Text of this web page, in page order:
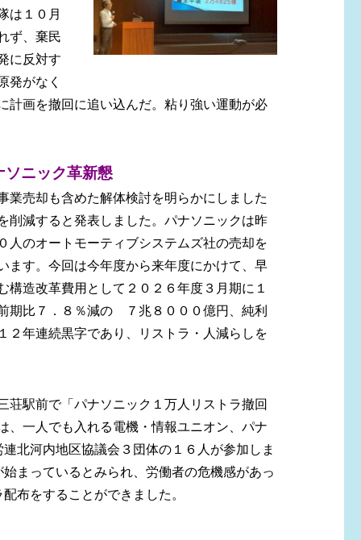
は１０月
ず、棄民
に反対す
発がなく
計画を撤回に追い込んだ。粘り強い運動が必
ソニック革新懇
売却も含めた解体検討を明らかにしました
削減すると発表しました。パナソニックは昨
人のオートモーティブシステムズ社の売却を
ます。今回は今年度から来年度にかけて、早
造改革費用として２０２６年度３月期に１
期比７．８％減の ７兆８０００億円、純利
２年連続黒字であり、リストラ・人減らしを
駅前で「パナソニック１万人リストラ撤回
、一人でも入れる電機・情報ユニオン、パナ
北河内地区協議会３ 団体の１６人が参加しま
まっているとみられ、労働者の危機感があっ
布をすることができました。